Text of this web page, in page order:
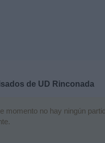
de UD Rinconada
momento no hay ningún